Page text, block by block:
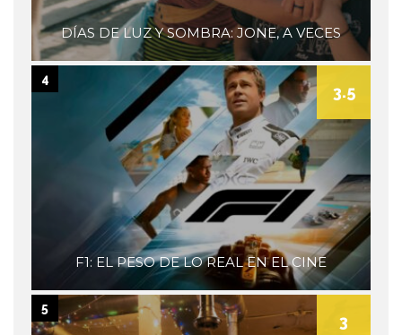
DÍAS DE LUZ Y SOMBRA: JONE, A VECES
F1: EL PESO DE LO REAL EN EL CINE
3.5
4
3
5